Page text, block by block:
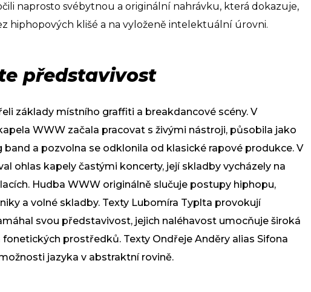
naprosto svébytnou a originální nahrávku, která dokazuje,
hiphopových klišé a na vyloženě intelektuální úrovni.
představivost
základy místního graffiti a breakdancové scény. V
WWW začala pracovat s živými nástroji, působila jako
a pozvolna se odklonila od klasické rapové produkce. V
ohlas kapely častými koncerty, její skladby vycházely na
Hudba WWW originálně slučuje postupy hiphopu,
a volné skladby. Texty Lubomíra Typlta provokují
svou představivost, jejich naléhavost umocňuje široká
fonetických prostředků. Texty Ondřeje Anděry alias Sifona
jazyka v abstraktní rovině.